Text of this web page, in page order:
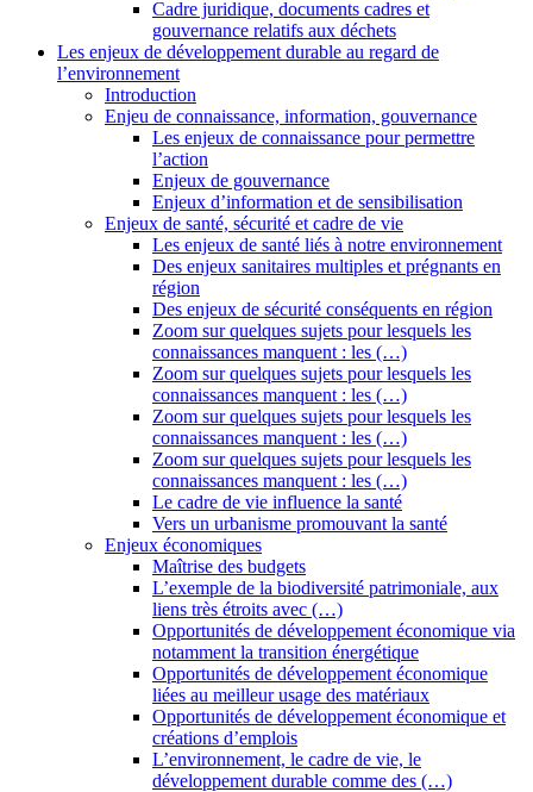
Cadre juridique, documents cadres et
gouvernance relatifs aux déchets
Les enjeux de développement durable au regard de
l’environnement
Introduction
Enjeu de connaissance, information, gouvernance
Les enjeux de connaissance pour permettre
l’action
Enjeux de gouvernance
Enjeux d’information et de sensibilisation
Enjeux de santé, sécurité et cadre de vie
Les enjeux de santé liés à notre environnement
Des enjeux sanitaires multiples et prégnants en
région
Des enjeux de sécurité conséquents en région
Zoom sur quelques sujets pour lesquels les
connaissances manquent : les (…)
Zoom sur quelques sujets pour lesquels les
connaissances manquent : les (…)
Zoom sur quelques sujets pour lesquels les
connaissances manquent : les (…)
Zoom sur quelques sujets pour lesquels les
connaissances manquent : les (…)
Le cadre de vie influence la santé
Vers un urbanisme promouvant la santé
Enjeux économiques
Maîtrise des budgets
L’exemple de la biodiversité patrimoniale, aux
liens très étroits avec (…)
Opportunités de développement économique via
notamment la transition énergétique
Opportunités de développement économique
liées au meilleur usage des matériaux
Opportunités de développement économique et
créations d’emplois
L’environnement, le cadre de vie, le
développement durable comme des (…)